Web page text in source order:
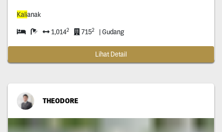
Kalianak
1,0142 7152 | Gudang
Lihat Detail
THEODORE